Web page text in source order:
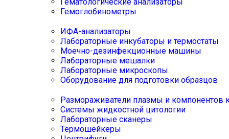
Гемоглобинометры
ИФА-анализаторы
Лабораторные инкубаторы и термостаты
Моечно-дезинфекционные машины
Лабораторные мешалки
Лабораторные микроскопы
Оборудование для подготовки образцов
Размораживатели плазмы и компонентов
Системы жидкостной цитологии
Лабораторные сканеры
Термошейкеры